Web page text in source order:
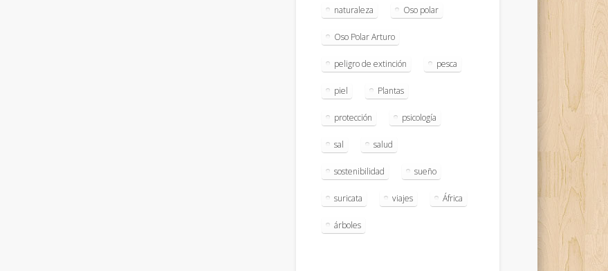
naturaleza Oso polar
Oso Polar Arturo
peligro de extinción pesca
piel Plantas
protección psicología
sal salud
sostenibilidad sueño
suricata viajes África
árboles